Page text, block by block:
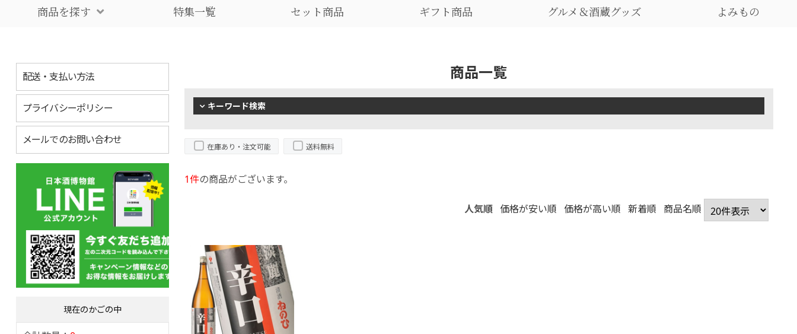
商品を探す 特集一覧 セット商品 ギフト商品 グルメ＆酒蔵グッズ よみもの
配送・支払い方法
プライバシーポリシー
メールでのお問い合わせ
現在のかごの中
商品一覧
キーワード検索
在庫あり・注文可能 送料無料
1件の商品がございます。
人気順 価格が安い順 価格が高い順 新着順 商品名順